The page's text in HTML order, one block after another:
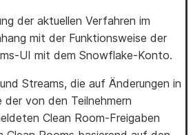
der aktuellen Verfahren im
mit der Funktionsweise der
UI mit dem Snowflake-Konto.
Streams, die auf Änderungen in
der von den Teilnehmern
Clean Room-Freigaben